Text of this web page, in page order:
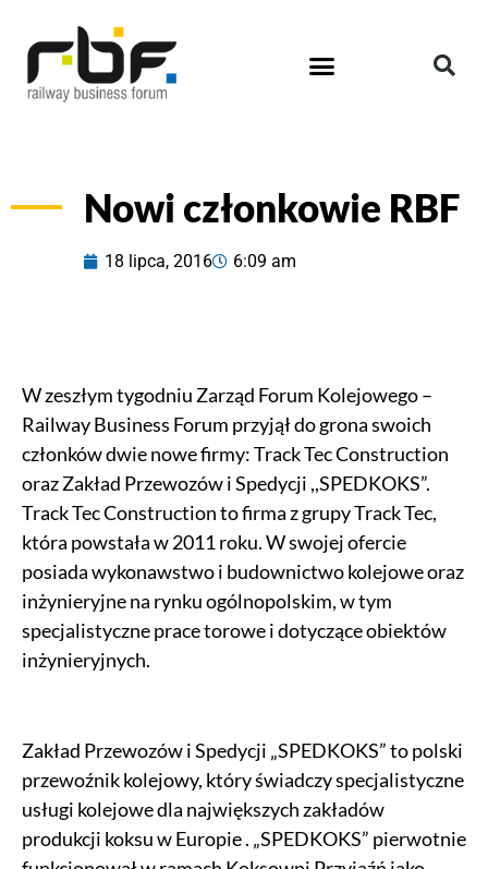
Nowi członkowie RBF
18 lipca, 2016 6:09 am
W zeszłym tygodniu Zarząd Forum Kolejowego –
Railway Business Forum przyjął do grona swoich
członków dwie nowe firmy: Track Tec Construction
oraz Zakład Przewozów i Spedycji ,,SPEDKOKS”.
Track Tec Construction to firma z grupy Track Tec,
która powstała w 2011 roku. W swojej ofercie
posiada wykonawstwo i budownictwo kolejowe oraz
inżynieryjne na rynku ogólnopolskim, w tym
specjalistyczne prace torowe i dotyczące obiektów
inżynieryjnych.
Zakład Przewozów i Spedycji „SPEDKOKS” to polski
przewoźnik kolejowy, który świadczy specjalistyczne
usługi kolejowe dla największych zakładów
produkcji koksu w Europie . „SPEDKOKS” pierwotnie